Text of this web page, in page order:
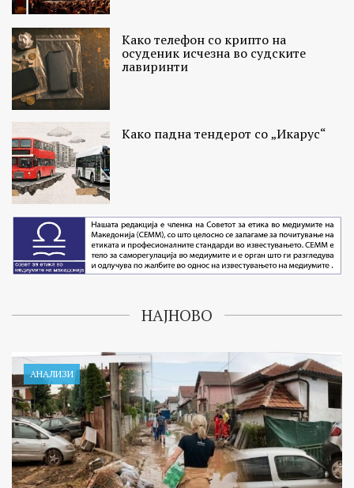
Како телефон со крипто на
осуденик исчезна во судските
лавиринти
Како падна тендерот со „Икарус“
НАЈНОВО
АНАЛИЗИ